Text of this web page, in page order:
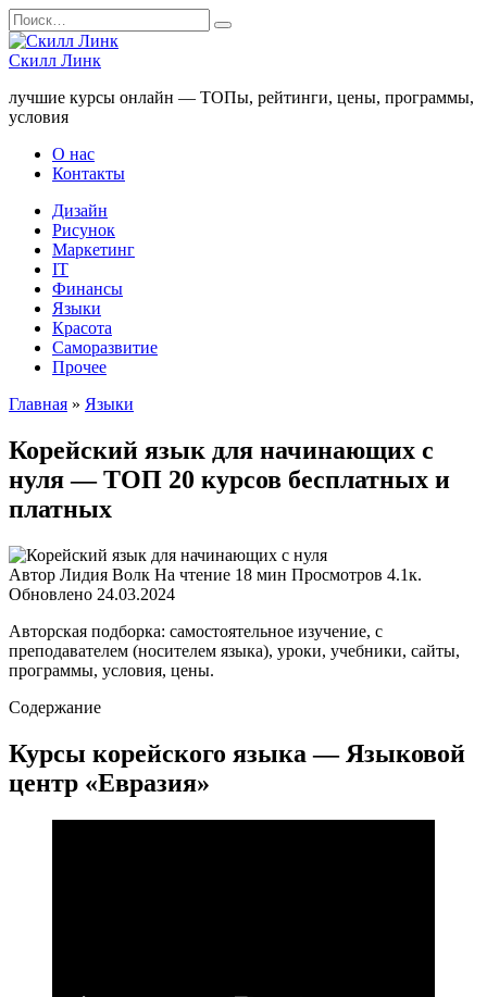
Перейти
к
содержанию
Search
for:
Скилл Линк
лучшие курсы онлайн — ТОПы, рейтинги, цены, программы,
условия
О нас
Контакты
Дизайн
Рисунок
Маркетинг
IT
Финансы
Языки
Красота
Саморазвитие
Прочее
Главная » Языки
Корейский язык для начинающих с
нуля — ТОП 20 курсов бесплатных и
платных
Автор Лидия Волк На чтение 18 мин Просмотров 4.1к.
Обновлено 24.03.2024
Авторская подборка: самостоятельное изучение, с
преподавателем (носителем языка), уроки, учебники, сайты,
программы, условия, цены.
Содержание
Курсы корейского языка — Языковой
центр «Евразия»